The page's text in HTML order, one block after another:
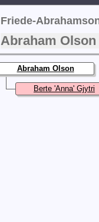
Friede-
Abraham
Abraham Olson
Berte 'Anna' Gjytri